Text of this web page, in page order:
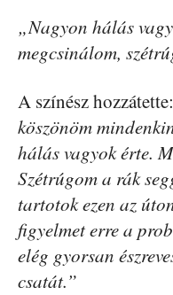
„Nagyon hálás
megcsinálom,
A színész hozzátette:
köszönöm
hálás vagyok érte.
Szétrúgom a rák
tartotok ezen az
figyelmet erre a
elég gyorsan
csatát.”